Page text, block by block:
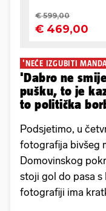
'NEĆE IZGUBITI
'Dabro ne
pušku, to je
to politička
Podsjetimo, u
fotografija bivšeg
Domovinskog
stoji gol do pasa s
fotografiji ima